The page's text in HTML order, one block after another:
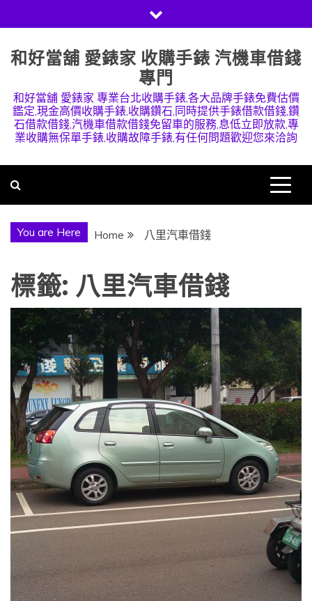
to
content
和好當舖 愛錶家 收購手錶 汽機車借錢
專門
和好當舖 愛錶家 專業台北收購手錶,各大品牌手錶免費估價
鑑定,現金高價收購手錶,收購鑽石,同時提供手錶借款借錢,鑽
石借款借錢,汽機車借款借錢免留車的服務,息低立即放款,專
業收購無保單手錶,收購故障手錶,有任何問題歡迎您來洽詢
You are Here Home 八里汽車借錢
標籤: 八里汽車借錢